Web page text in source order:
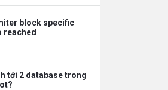
block specific
reached
tới 2 database trong